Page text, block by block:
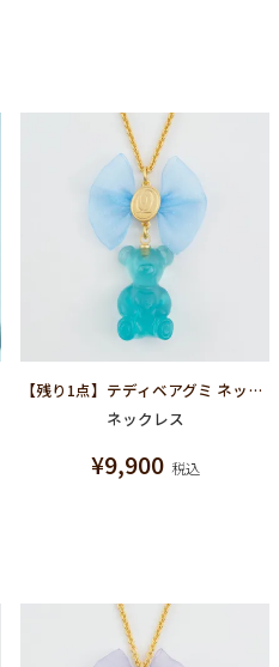
【残り1点】テディベアグミ ネックレス(ソーダ)
ネックレス
¥9,900 税込